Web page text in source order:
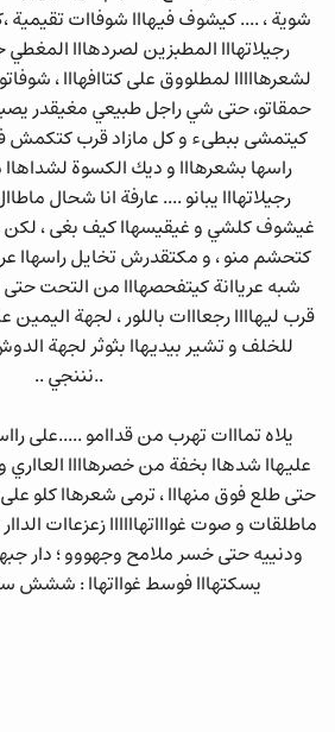
شوية ، .... كيشوف فيهااا شوفاات تقيمية
رجيلاتهااا المطبزين لصردهااا
لشعرهااااا لمطلووق على كتاافهااا ،
حمقاتو، حتى شي راجل طبيعي مغيقدر يصبر
كيتمشى ببطىء و كل مازاد قرب كتكمش
راسها بشعرهااا و ديك الكسوة
رجيلاتهااا يبانو .... عارفة انا شحال
غيشوف كلشي و غيقيسهاا كيف بغى ، لكن
كتحشم منو ، و مكتقدرش تخايل راسهاا
شبه عرياانة كيتفحصهااا من التحت
قرب ليهاااا رجعااات باللور ، لجهة
للخلف و تشير بيديهاا بثوثر لجهة
..نننجي ..
يلاه تمااات تهرب من قداامو .....على
عليهاا شدهاا بخفة من خصرهاااا العااري
حتى طلع فوق منهااا ، ترمى شعرهاا كلو
ماطلقات و صوت غواااتهاااااا زعزعاات
ودنييه حتى خسر ملامح وجهووو ؛ دار
يسكتهااا فوسط غوااتهاا : ششش